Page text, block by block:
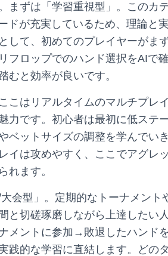
まずは「学習重視型」。このカ
ドが充実しているため、理論と
して、初めてのプレイヤーがま
フロップでのハンド選択をAIで
むと効率が良いです。
こはリアルタイムのマルチプレ
力です。初心者は最初に低ステ
ベットサイズの調整を学んでい
イは攻めやすく、ここでアグレ
れます。
会型」。定期的なトーナメント
と切磋琢磨しながら上達したい
メントに参加→敗退したハンド
践的な学習に直結します。どの